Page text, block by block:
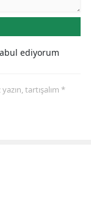
ediyorum
tartışalım *